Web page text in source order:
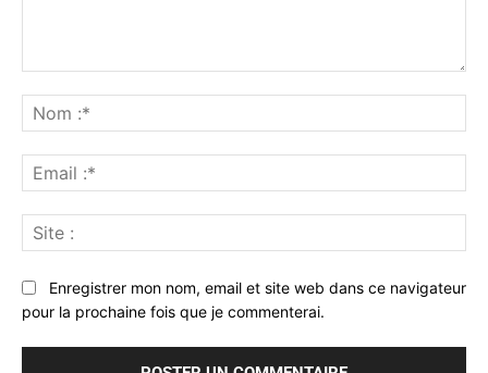
:*
:*
:
Enregistrer mon nom, email et site web dans ce navigateur
pour la prochaine fois que je commenterai.